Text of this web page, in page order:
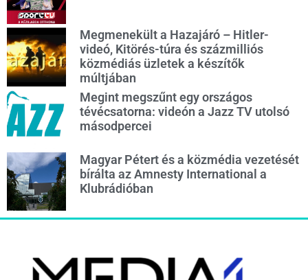
Megmenekült a Hazajáró – Hitler-
videó, Kitörés-túra és százmilliós
közmédiás üzletek a készítők
múltjában
Megint megszűnt egy országos
tévécsatorna: videón a Jazz TV utolsó
másodpercei
Magyar Pétert és a közmédia vezetését
bírálta az Amnesty International a
Klubrádióban